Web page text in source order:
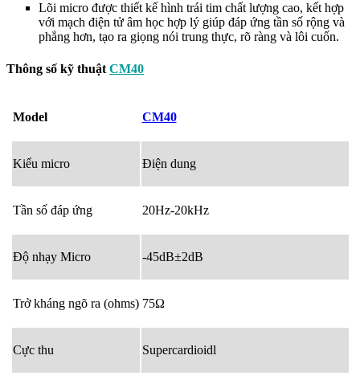
Lõi micro được thiết kế hình trái tim chất lượng cao, kết hợp
với mạch điện tử âm học hợp lý giúp đáp ứng tần số rộng và
phẳng hơn, tạo ra giọng nói trung thực, rõ ràng và lôi cuốn.
Thông số kỹ thuật CM40
Model CM40
Kiểu micro Điện dung
Tần số đáp ứng 20Hz-20kHz
Độ nhạy Micro -45dB±2dB
Trở kháng ngõ ra (ohms) 75Ω
Cực thu Supercardioidl